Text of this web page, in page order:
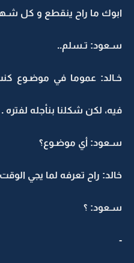
ابوك ما راح ينقطع و كل
سـعود: تـسلم..
خـالد: عموما في موضـوع كنت
فيه، لكن شكلنا بنأجله لفتره .
سـعود: أي موضـوع؟
خالد: راح تعرفه لما يجي الوقت
سـعود: ؟